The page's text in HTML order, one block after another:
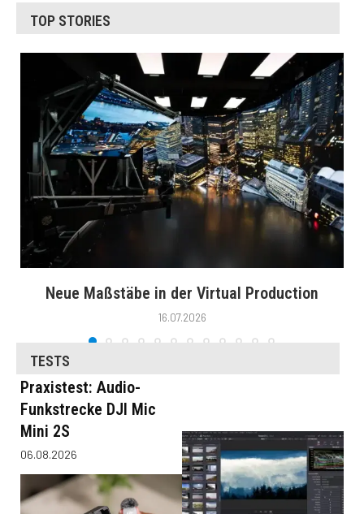
TOP STORIES
Neue Maßstäbe in der Virtual Production
16.07.2026
TESTS
Praxistest: Audio-
Funkstrecke DJI Mic
Mini 2S
06.08.2026